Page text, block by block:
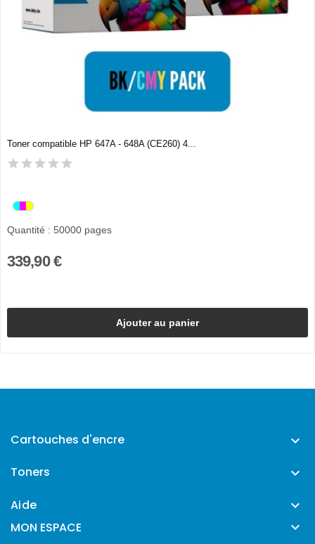
Toner compatible HP 647A - 648A (CE260) 4...
Quantité : 50000 pages
339,90 €
Ajouter au panier
Cartouches d'encre 
Toners 
Aide 
MON ESPACE 